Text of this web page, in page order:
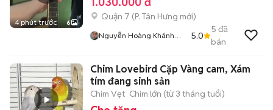
4 phút trước 6
Quận 7 (P. Tân Hưng mới)
Nguyễn Hoàng Khánh
5.0
5 đã
bán
Chim Lovebird Cặp Vàng cam, Xám
tím đang sinh sản
Chim Vẹt Chim lớn (từ 3 tháng tuổi)